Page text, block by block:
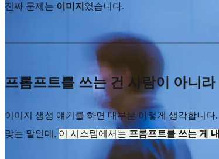
진짜 문제는 이미지 였습니다.
프롬프트를 쓰는 건 사람이 아니
이미지 생성 얘기를 하면 대부분 이렇게 생각합니
맞는 말인데, 이 시스템에서는 프롬프트를 쓰는 게